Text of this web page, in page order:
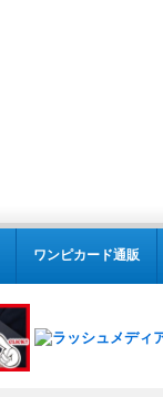
ワンピカード通販